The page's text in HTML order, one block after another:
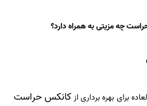
چه مزیتی به همراه دارد؟
برای بهره برداری ازکانکس حراست